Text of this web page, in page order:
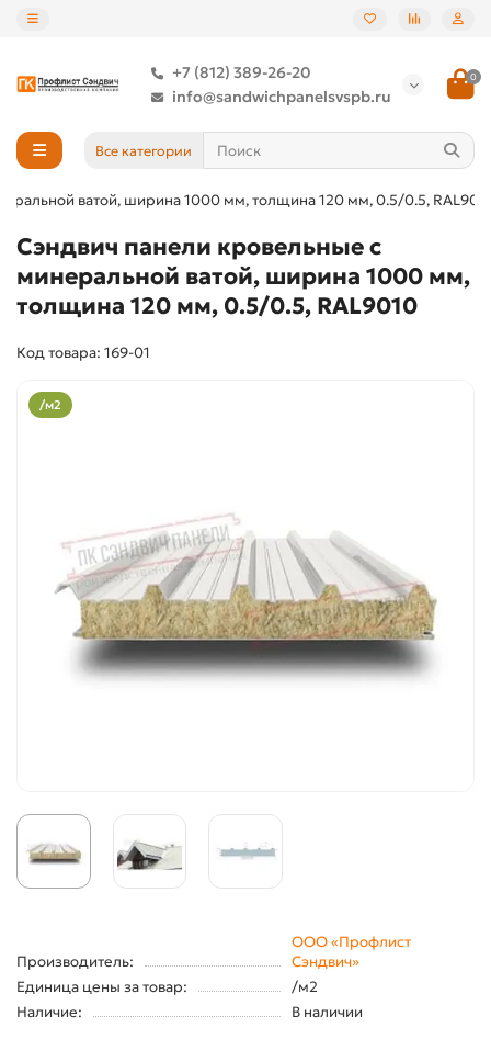
+7 (812) 389-26-20
info@sandwichpanelsvspb.ru
0
Все категории
ватой, ширина 1000 мм, толщина 120 мм, 0.5/0.5,
Сэндвич панели кровельные с
минеральной ватой, ширина 1000 мм,
толщина 120 мм, 0.5/0.5, RAL9010
Код товара: 169-01
/м2
Производитель:
ООО «Профлист
Сэндвич»
Единица цены за товар:
/м2
Наличие:
В наличии